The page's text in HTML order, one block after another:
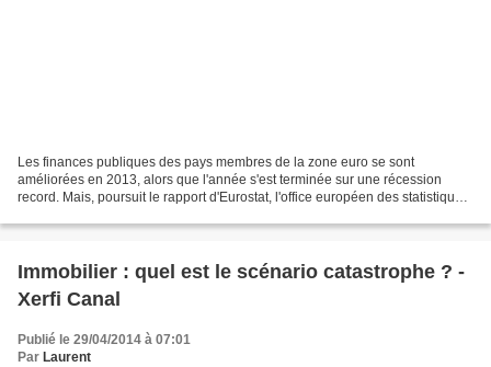
Les finances publiques des pays membres de la zone euro se sont
améliorées en 2013, alors que l'année s'est terminée sur une récession
record. Mais, poursuit le rapport d'Eurostat, l'office européen des statistiques,
Immobilier : quel est le scénario catastrophe ? -
Xerfi Canal
Publié le 29/04/2014 à 07:01
Par Laurent